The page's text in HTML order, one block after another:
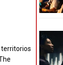
territorios